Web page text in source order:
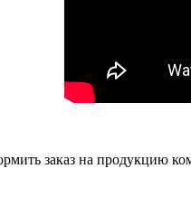
заказ на продукцию